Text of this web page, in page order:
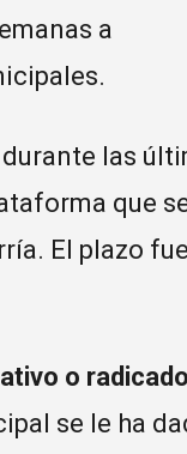
a
las
que
El plazo fue
o
se le ha